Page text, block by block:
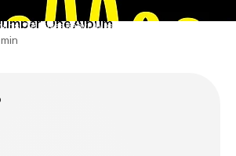
'Ye' Gives Kanye West Eighth Straight Number
'Ye' Gives Kanye West Eighth
One Album
min